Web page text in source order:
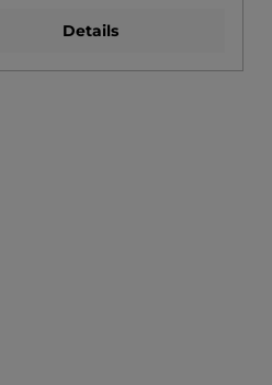
Details